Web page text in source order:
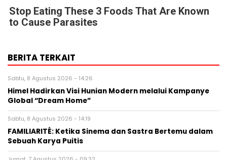
Stop Eating These 3 Foods That Are Known
to Cause Parasites
BERITA TERKAIT
Sabtu, 8 Agustus 2026 - 14:26
Himel Hadirkan Visi Hunian Modern melalui Kampanye
Global “Dream Home”
Sabtu, 8 Agustus 2026 - 14:19
FAMILIARITÉ: Ketika Sinema dan Sastra Bertemu dalam
Sebuah Karya Puitis